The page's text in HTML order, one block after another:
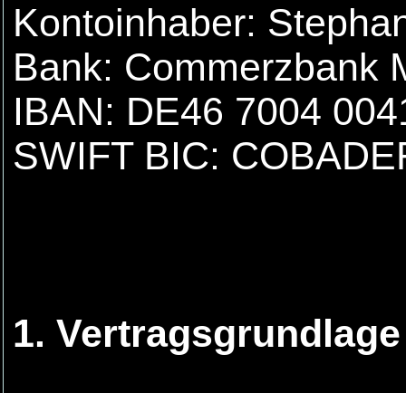
Kontoinhaber:
Bank: Commerzbank
IBAN: DE46 7004
SWIFT BIC:
1. Vertragsgrundlage